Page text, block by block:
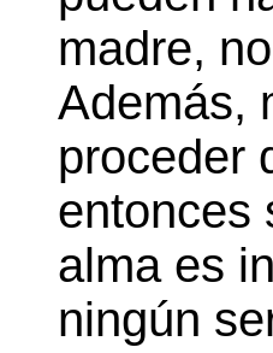
madre,
Además,
proceder
entonces
alma es
ningún